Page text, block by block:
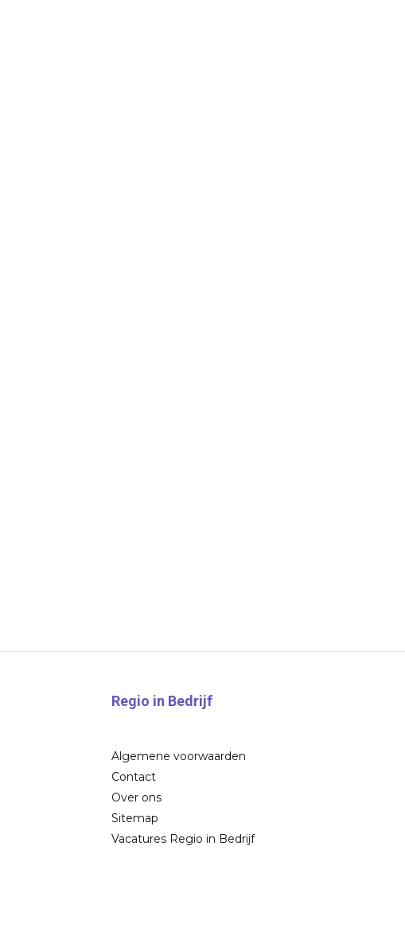
Regio in Bedrijf
Algemene voorwaarden
Contact
Over ons
Sitemap
Vacatures Regio in Bedrijf